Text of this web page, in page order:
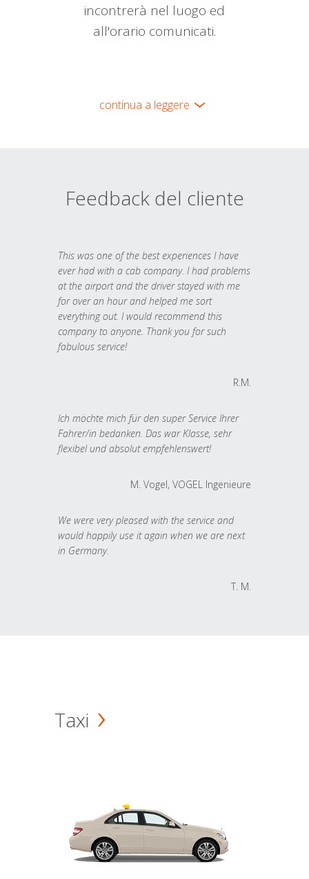
incontrerà nel luogo ed
all'orario comunicati.
continua a leggere
Feedback del cliente
This was one of the best experiences I have
ever had with a cab company. I had problems
at the airport and the driver stayed with me
for over an hour and helped me sort
everything out. I would recommend this
company to anyone. Thank you for such
fabulous service!
R.M.
Ich möchte mich für den super Service Ihrer
Fahrer/in bedanken. Das war Klasse, sehr
flexibel und absolut empfehlenswert!
M. Vogel, VOGEL Ingenieure
We were very pleased with the service and
would happily use it again when we are next
in Germany.
T. M.
Taxi